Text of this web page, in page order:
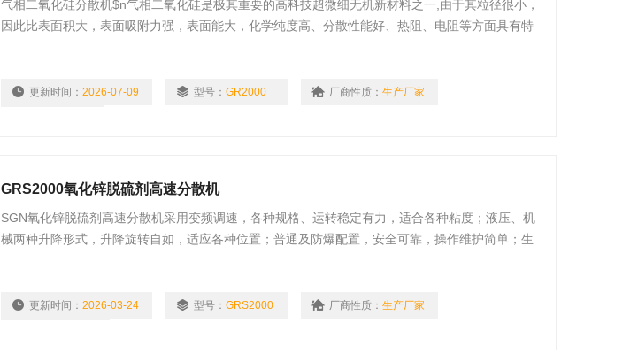
气相二氧化硅分散机$n气相二氧化硅是极其重要的高科技超微细无机新材料之一,由于其粒径很小，
因此比表面积大，表面吸附力强，表面能大，化学纯度高、分散性能好、热阻、电阻等方面具有特
油化工，脱色剂，消光剂，橡胶补强剂，塑料充填剂
更新时间：2026-07-09 型号：GR2000 厂商性质：生产厂家
GRS2000氧化锌脱硫剂高速分散机
SGN氧化锌脱硫剂高速分散机采用变频调速，各种规格、运转稳定有力，适合各种粘度；液压、机
械两种升降形式，升降旋转自如，适应各种位置；普通及防爆配置，安全可靠，操作维护简单；生
更新时间：2026-03-24 型号：GRS2000 厂商性质：生产厂家